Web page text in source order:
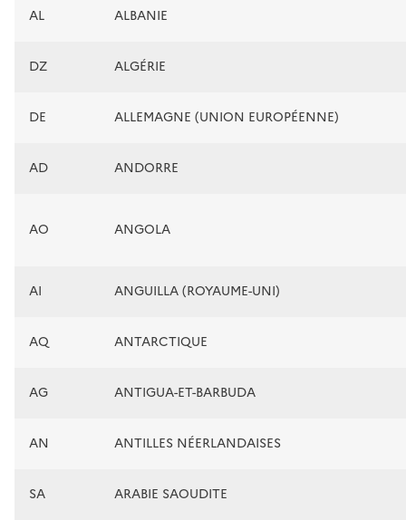
AL ALBANIE
DZ ALGÉRIE
DE ALLEMAGNE (UNION EUROPÉENNE)
AD ANDORRE
AO ANGOLA
AI ANGUILLA (ROYAUME-UNI)
AQ ANTARCTIQUE
AG ANTIGUA-ET-BARBUDA
AN ANTILLES NÉERLANDAISES
SA ARABIE SAOUDITE